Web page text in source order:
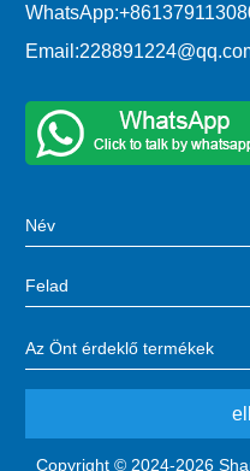
WhatsApp:
Email:
Copyright © 2024-2026